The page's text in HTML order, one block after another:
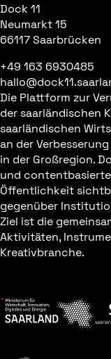
Dock 11
Neumarkt 15
66117 Saarbrücken
+49 163 6930485
Die Plattform zur
der saarländischen
saarländischen
an der
in der Großregion.
und
Öffentlichkeit
gegenüber
Ziel ist die
Aktivitäten,
Kreativbranche.